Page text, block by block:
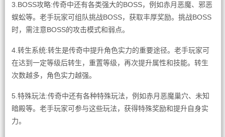
3.BOSS攻略:传奇中还有各类强大的BOSS，例如赤月恶魔、邪恶
蜈蚣等。老手玩家可组队挑战BOSS，获取丰厚奖励。挑战BOSS
时，需注意BOSS的攻击模式和弱点。
4.转生系统:转生是传奇中提升角色实力的重要途径。老手玩家可
在达到一定等级后转生，重置等级，再次提升属性和技能。转生
次数越多，角色实力越强。
5.特殊玩法:传奇中还有各种特殊玩法，例如赤月恶魔巢穴、未知
暗殿等。老手玩家可参与这些玩法，获得特殊奖励和提升自身实
力。